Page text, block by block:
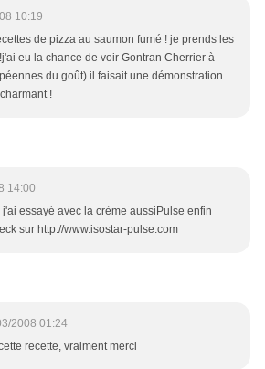
10:19
de pizza au saumon fumé ! je prends les
eu la chance de voir Gontran Cherrier à
du goût) il faisait une démonstration
!
14:00
essayé avec la crème aussiPulse enfin
sur http://www.isostar-pulse.com
2008 01:24
recette, vraiment merci